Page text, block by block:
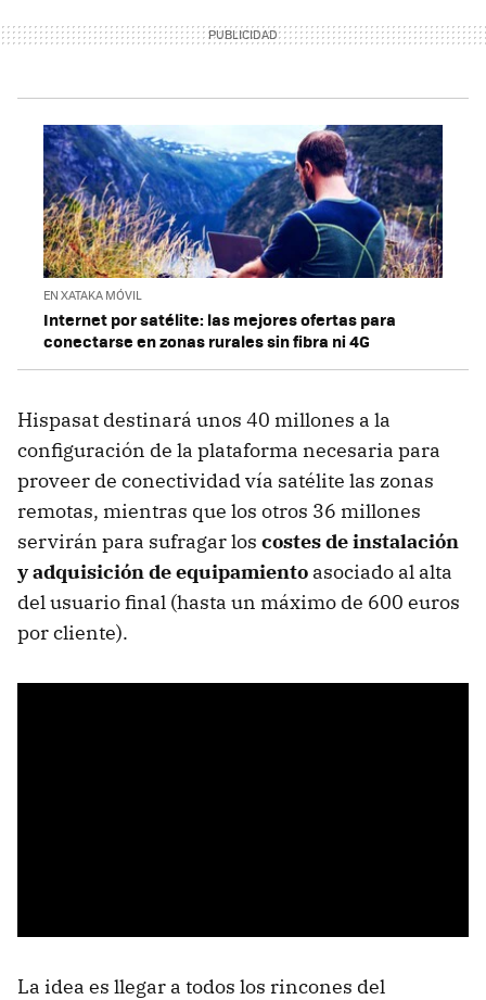
EN XATAKA MÓVIL
Internet por satélite: las mejores ofertas para
conectarse en zonas rurales sin fibra ni 4G
Hispasat destinará unos 40 millones a la
configuración de la plataforma necesaria para
proveer de conectividad vía satélite las zonas
remotas, mientras que los otros 36 millones
servirán para sufragar los costes de instalación
y adquisición de equipamiento asociado al alta
del usuario final (hasta un máximo de 600 euros
por cliente).
La idea es llegar a todos los rincones del